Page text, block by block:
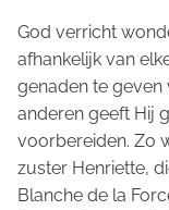
God verricht
afhankelijk van
genaden te
anderen geeft Hij
voorbereiden. Zo
zuster Henriette,
Blanche de la